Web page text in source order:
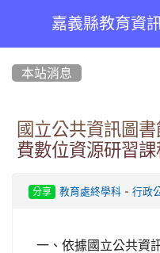
嘉義縣教育資
本站消息
國立公共資訊圖
費數位資源研習
分享 教育處終學科- 行政
一、依據國立公共資